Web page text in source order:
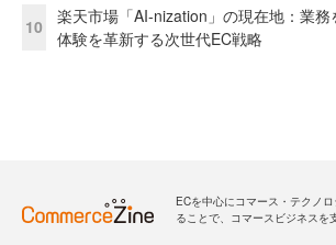
10
楽天市場「AI-nization」の現在地：業務
体験を革新する次世代EC戦略
ECを中心にコマース・テクノ
ることで、コマースビジネスを